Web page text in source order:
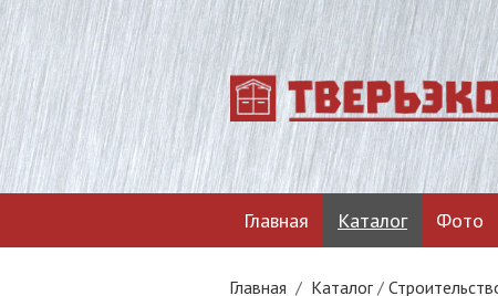
Главная Каталог Фото
Главная / Каталог /